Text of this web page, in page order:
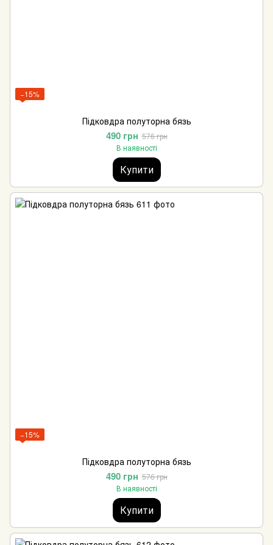
−15%
Підковдра полуторна бязь
490 грн 576 грн
В наявності
Купити
−15%
Підковдра полуторна бязь
490 грн 576 грн
В наявності
Купити